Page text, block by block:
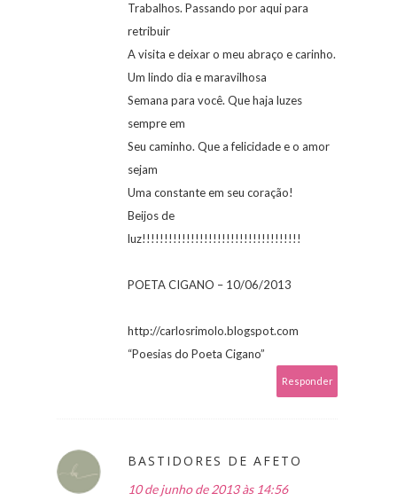
Trabalhos. Passando por aqui para
retribuir
A visita e deixar o meu abraço e carinho.
Um lindo dia e maravilhosa
Semana para você. Que haja luzes
sempre em
Seu caminho. Que a felicidade e o amor
sejam
Uma constante em seu coração!
Beijos de
luz!!!!!!!!!!!!!!!!!!!!!!!!!!!!!!!!!!!!
POETA CIGANO – 10/06/2013
http://carlosrimolo.blogspot.com
“Poesias do Poeta Cigano”
Responder
BASTIDORES DE AFETO
10 de junho de 2013 às 14:56